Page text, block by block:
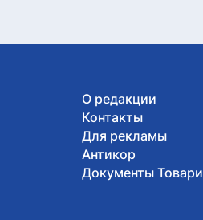
О редакции
Контакты
Для рекламы
Антикор
Документы